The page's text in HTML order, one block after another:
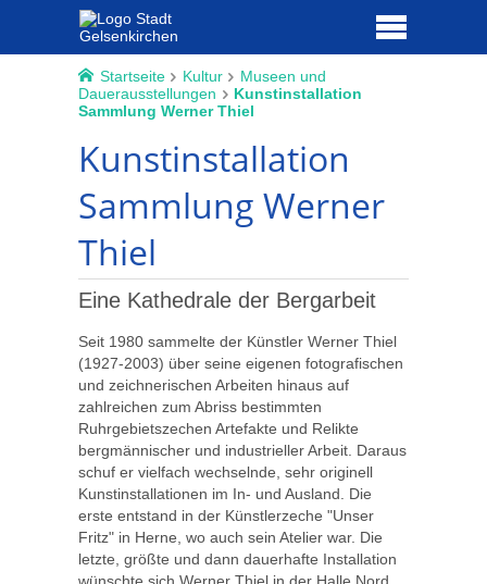
Startseite Kultur
Museen und
Dauerausstellungen
Kunstinstallation
Sammlung Werner Thiel
Kunstinstallation
Sammlung Werner
Thiel
Eine Kathedrale der Bergarbeit
Seit 1980 sammelte der Künstler Werner Thiel
(1927-2003) über seine eigenen fotografischen
und zeichnerischen Arbeiten hinaus auf
zahlreichen zum Abriss bestimmten
Ruhrgebietszechen Artefakte und Relikte
bergmännischer und industrieller Arbeit. Daraus
schuf er vielfach wechselnde, sehr originell
Kunstinstallationen im In- und Ausland. Die
erste entstand in der Künstlerzeche "Unser
Fritz" in Herne, wo auch sein Atelier war. Die
letzte, größte und dann dauerhafte Installation